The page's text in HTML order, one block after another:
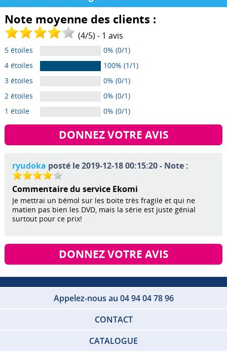
Note moyenne des clients :
(4/5) - 1 avis
5 étoiles
0% (0/1)
4 étoiles
100% (1/1)
3 étoiles
0% (0/1)
2 étoiles
0% (0/1)
1 étoile
0% (0/1)
DONNEZ VOTRE AVIS
ryudoka posté le 2019-12-18 00:15:20 - Note :
Commentaire du service Ekomi
Je mettrai un bémol sur les boite très fragile et qui ne
matien pas bien les DVD, mais la série est juste génial
surtout pour ce prix!
DONNEZ VOTRE AVIS
Appelez-nous au 04 94 04 78 96
CONTACT
CATALOGUE